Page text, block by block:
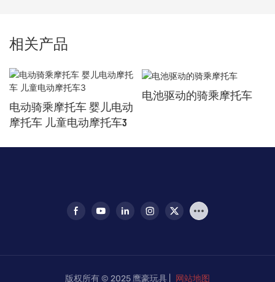
相关产品
电动骑乘摩托车 婴儿电动
摩托车 儿童电动摩托车3
电池驱动的骑乘摩托车
版权所有 © 2025 鹰豪玩具 | 网站地图